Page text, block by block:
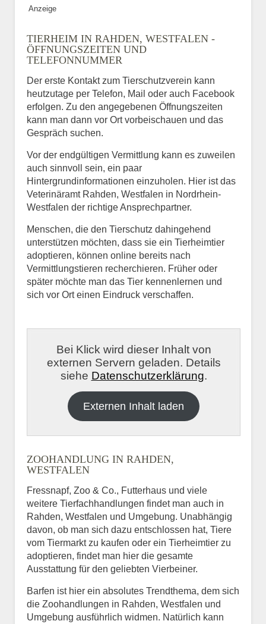
Anzeige
TIERHEIM IN RAHDEN, WESTFALEN -
ÖFFNUNGSZEITEN UND
TELEFONNUMMER
Der erste Kontakt zum Tierschutzverein kann
heutzutage per Telefon, Mail oder auch Facebook
erfolgen. Zu den angegebenen Öffnungszeiten
kann man dann vor Ort vorbeischauen und das
Gespräch suchen.
Vor der endgültigen Vermittlung kann es zuweilen
auch sinnvoll sein, ein paar
Hintergrundinformationen einzuholen. Hier ist das
Veterinäramt Rahden, Westfalen in Nordrhein-
Westfalen der richtige Ansprechpartner.
Menschen, die den Tierschutz dahingehend
unterstützen möchten, dass sie ein Tierheimtier
adoptieren, können online bereits nach
Vermittlungstieren recherchieren. Früher oder
später möchte man das Tier kennenlernen und
sich vor Ort einen Eindruck verschaffen.
Bei Klick wird dieser Inhalt von
externen Servern geladen. Details
siehe Datenschutzerklärung.
Externen Inhalt laden
ZOOHANDLUNG IN RAHDEN,
WESTFALEN
Fressnapf, Zoo & Co., Futterhaus und viele
weitere Tierfachhandlungen findet man auch in
Rahden, Westfalen und Umgebung. Unabhängig
davon, ob man sich dazu entschlossen hat, Tiere
vom Tiermarkt zu kaufen oder ein Tierheimtier zu
adoptieren, findet man hier die gesamte
Ausstattung für den geliebten Vierbeiner.
Barfen ist hier ein absolutes Trendthema, dem sich
die Zoohandlungen in Rahden, Westfalen und
Umgebung ausführlich widmen. Natürlich kann